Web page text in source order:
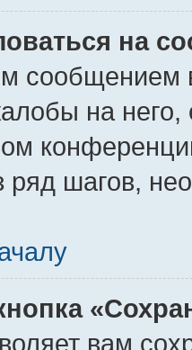
на
сообщением
на
ряд шагов,
вам